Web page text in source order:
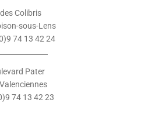
Colibris
sous-Lens
74 13 42 24
Pater
74 13 42 23